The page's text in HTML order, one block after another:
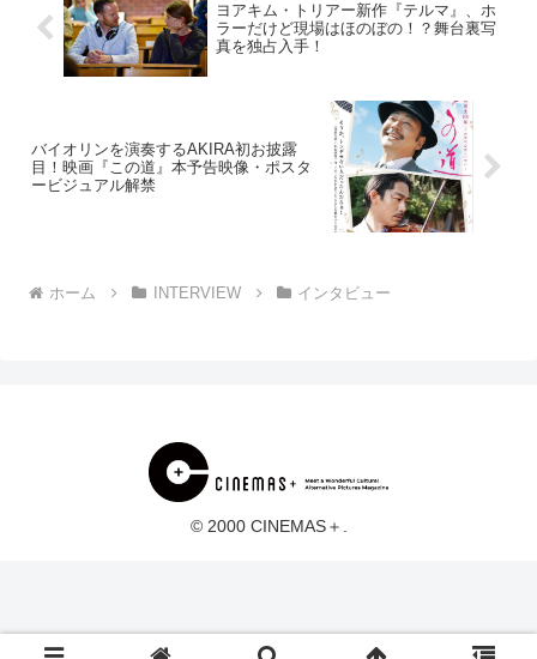
ヨアキム・トリアー新作『テルマ』、ホ
ラーだけど現場はほのぼの！？舞台裏写
真を独占入手！
バイオリンを演奏するAKIRA初お披露
目！映画『この道』本予告映像・ポスタ
ービジュアル解禁
ホーム INTERVIEW インタビュー
© 2000 CINEMAS＋.